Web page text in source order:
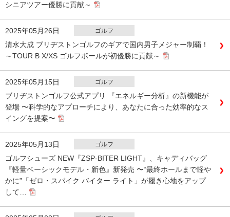
シニアツアー優勝に貢献～
2025年05月26日 ゴルフ
清水大成 ブリヂストンゴルフのギアで国内男子メジャー制覇！
～TOUR B X/XS ゴルフボールが初優勝に貢献～
2025年05月15日 ゴルフ
ブリヂストンゴルフ公式アプリ 『エネルギー分析』の新機能が
登場 〜科学的なアプローチにより、あなたに合った効率的なス
イングを提案〜
2025年05月13日 ゴルフ
ゴルフシューズ NEW『ZSP‐BITER LIGHT』、キャディバッグ
『軽量ベーシックモデル・新色』新発売 〜“最終ホールまで軽や
かに”「ゼロ・スパイク バイター ライト」が履き心地をアップ
して…